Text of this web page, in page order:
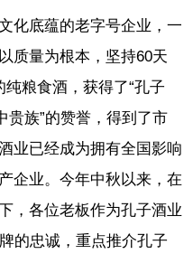
化底蕴的老字号企业，一
质量为根本，坚持60天
粮食酒，获得了“孔子
贵族”的赞誉，得到了市
业已经成为拥有全国影响
企业。今年中秋以来，在
，各位老板作为孔子酒业
的忠诚，重点推介孔子